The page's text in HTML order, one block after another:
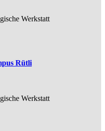
Werkstatt
Rütli
Werkstatt